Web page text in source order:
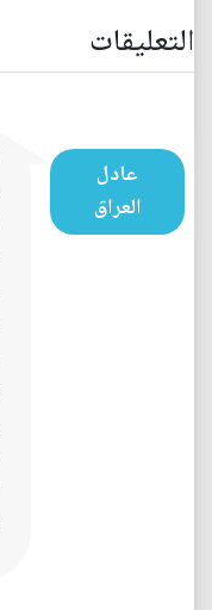
التعليقات
عادل
العراق